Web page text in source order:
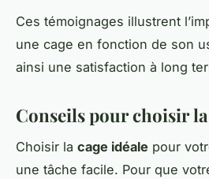
Ces témoignages illustrent
une cage en fonction de son
ainsi une satisfaction à long
Conseils pour choisir
Choisir la cage idéale pour
une tâche facile. Pour que